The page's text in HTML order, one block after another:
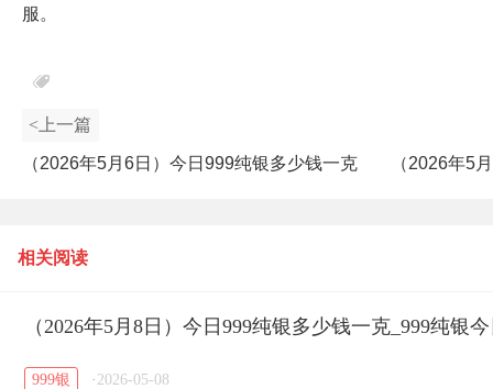
服。
<上一篇
（2026年5月6日）今日999纯银多少钱一克 （2026年5
相关阅读
（2026年5月8日）今日999纯银多少钱一克_999纯银
999银 · 2026-05-08